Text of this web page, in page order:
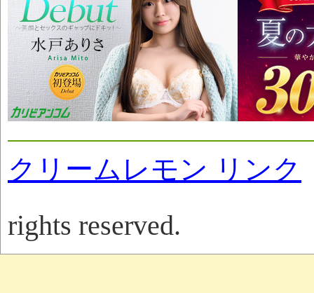
クリームレモン リンク
rights reserved.